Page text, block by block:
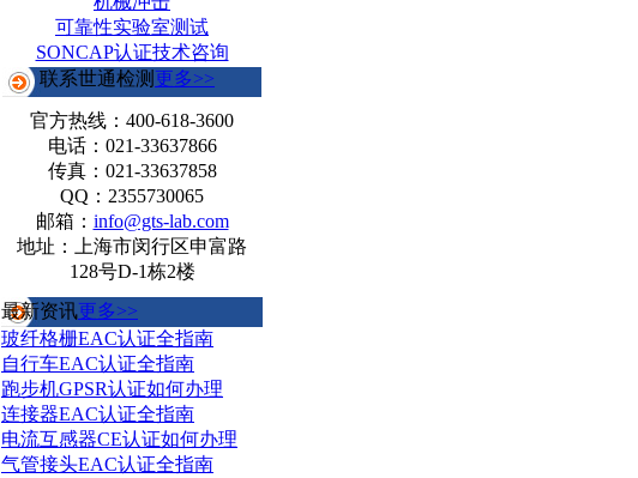
可靠性实验室测试
SONCAP认证技术咨询
联系世通检测 更多>>
官方热线： 400-618-3600
电话：021-33637866
传真：021-33637858
QQ：2355730065
邮箱： info@gts-lab.com
地址：上海市闵行区申富路
128号D-1栋2楼
最新资讯更多>>
玻纤格栅EAC认证全指南
自行车EAC认证全指南
跑步机GPSR认证如何办理
连接器EAC认证全指南
电流互感器CE认证如何办理
气管接头EAC认证全指南